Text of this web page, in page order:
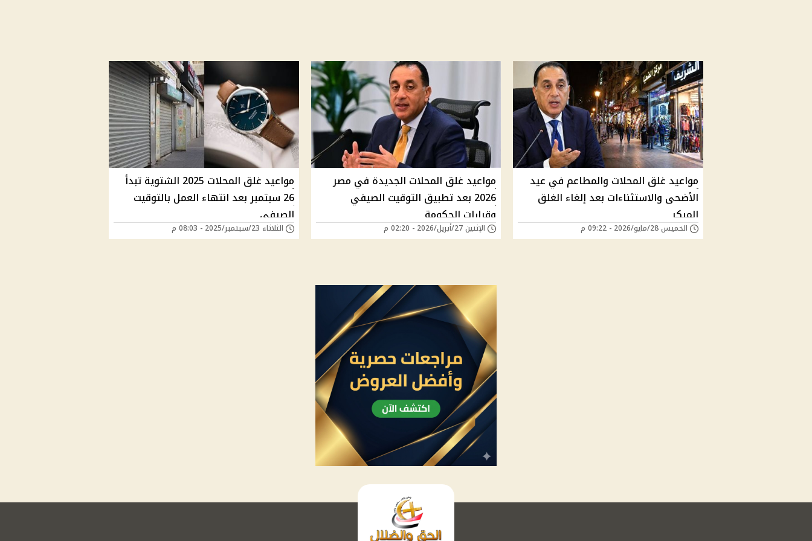
مواعيد غلق المحلات والمطاعم في عيد
الأضحى والاستثناءات بعد إلغاء الغلق
المبكر
الخميس 28/مايو/2026 - 09:22 م
مواعيد غلق المحلات الجديدة في مصر
2026 بعد تطبيق التوقيت الصيفي
وقرارات الحكومة
الإثنين 27/أبريل/2026 - 02:20 م
مواعيد غلق المحلات 2025 الشتوية تبدأ
26 سبتمبر بعد انتهاء العمل بالتوقيت
الصيفي
الثلاثاء 23/سبتمبر/2025 - 08:03 م